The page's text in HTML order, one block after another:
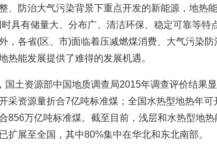
、防治大气污染背景下重点开发的新能源，地热
具有储量大、分布广、清洁环保、稳定可靠等特
，各省(区、市)面临着压减燃煤消费、大气污染
热能发展提供了难得的发展机遇。
国土资源部中国地质调查局2015年调查评价结果
采资源量折合7亿吨标准煤；全国水热型地热年可
856万亿吨标准煤。截至目前，浅层和水热型地
扩展至全国，其中80%集中在华北和东北南部。